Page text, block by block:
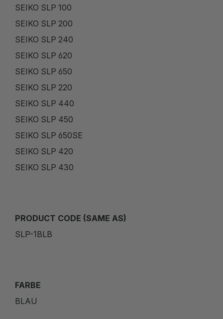
SEIKO SLP 100
SEIKO SLP 200
SEIKO SLP 240
SEIKO SLP 620
SEIKO SLP 650
SEIKO SLP 220
SEIKO SLP 440
SEIKO SLP 450
SEIKO SLP 650SE
SEIKO SLP 420
SEIKO SLP 430
PRODUCT CODE (SAME AS)
SLP-1BLB
FARBE
BLAU